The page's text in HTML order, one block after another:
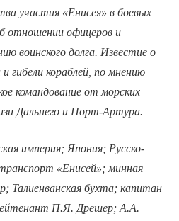
участия «Енисея» в боевых
отношении офицеров и
воинского долга. Известие о
гибели кораблей, по мнению
командование от морских
Дальнего и Порт-Артура.
империя; Япония; Русско-
«Енисей»; минная
Талиенванская бухта; капитан
П.Я. Дрешер; А.А.